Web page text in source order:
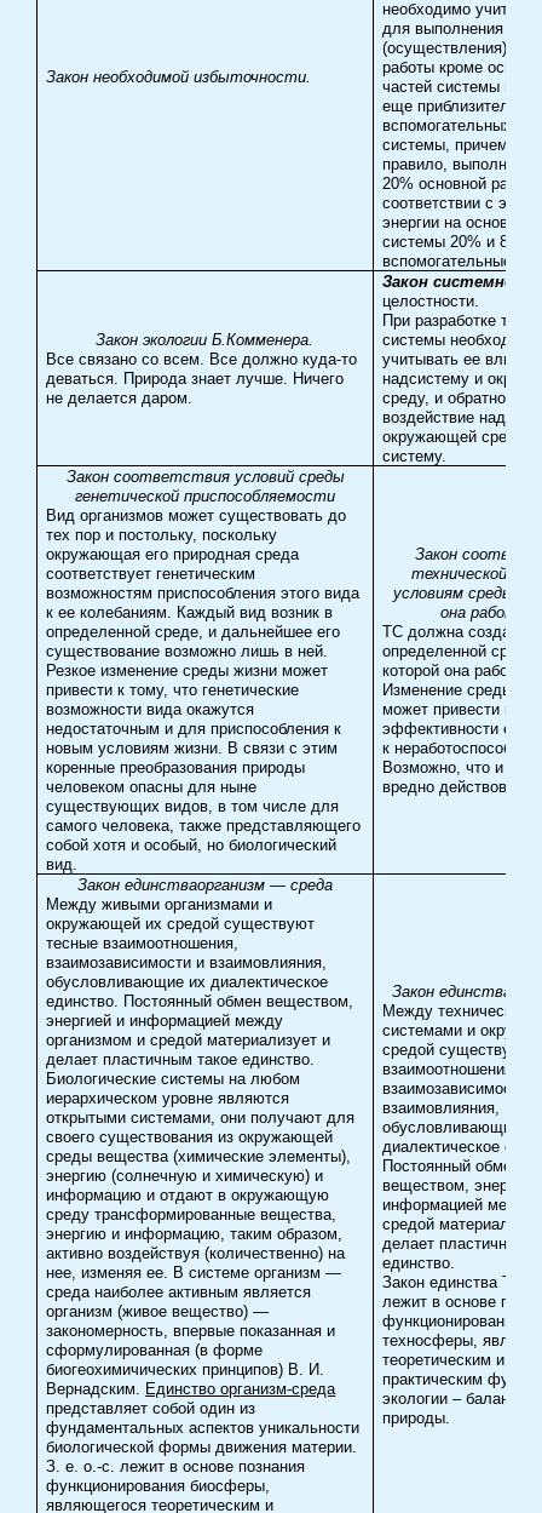
Закон необходимой избыточности.
необходимо
для выполнения
(осуществления)
работы кроме
частей системы
еще приблизительно
вспомогательных
системы, причем
правило, выполняют
20% основной
соответствии с этим
энергии на основные
системы 20% и 80%
вспомогательные.
Закон экологии Б.Комменера.
Все связано со всем. Все должно куда-то
деваться. Природа знает лучше. Ничего
не делается даром.
Закон
целостности.
При разработке
системы необходимо
учитывать ее
надсистему и
среду, и обратное
воздействие
окружающей среды
систему.
Закон соответствия условий среды
генетической приспособляемости
Вид организмов может существовать до
тех пор и постольку, поскольку
окружающая его природная среда
соответствует генетическим
возможностям приспособления этого вида
к ее колебаниям. Каждый вид возник в
определенной среде, и дальнейшее его
существование возможно лишь в ней.
Резкое изменение среды жизни может
привести к тому, что генетические
возможности вида окажутся
недостаточным и для приспособления к
новым условиям жизни. В связи с этим
коренные преобразования природы
человеком опасны для ныне
существующих видов, в том числе для
самого человека, также представляющего
собой хотя и особый, но биологический
вид.
Закон
технической
условиям среды, в
она
ТС должна
определенной
которой она
Изменение среды
может привести к
эффективности ее
к
Возможно, что и ТС
вредно действовать
Закон единстваорганизм — среда
Между живыми организмами и
окружающей их средой существуют
тесные взаимоотношения,
взаимозависимости и взаимовлияния,
обусловливающие их диалектическое
единство. Постоянный обмен веществом,
энергией и информацией между
организмом и средой материализует и
делает пластичным такое единство.
Биологические системы на любом
иерархическом уровне являются
открытыми системами, они получают для
своего существования из окружающей
среды вещества (химические элементы),
энергию (солнечную и химическую) и
информацию и отдают в окружающую
среду трансформированные вещества,
энергию и информацию, таким образом,
активно воздействуя (количественно) на
нее, изменяя ее. В системе организм —
среда наиболее активным является
организм (живое вещество) —
закономерность, впервые показанная и
сформулированная (в форме
биогеохимичических принципов) В. И.
Вернадским. Единство организм-среда
представляет собой один из
фундаментальных аспектов уникальности
биологической формы движения материи.
З. е. о.-с. лежит в основе познания
функционирования биосферы,
являющегося теоретическим и
Закон единства
Между техническими
системами и
средой существуют
взаимоотношения,
взаимозависимости и
взаимовлияния,
обусловливающие их
диалектическое
Постоянный обмен
веществом,
информацией между
средой
делает пластичным
единство.
Закон единства ТС
лежит в основе
функционирования
техносферы,
теоретическим и
практическим
экологии – баланса
природы.